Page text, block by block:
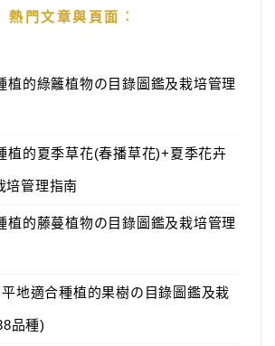
熱門文章與頁面︰
植的綠籬植物の目錄圖鑑及栽培管理
植的夏季草花(春播草花)+夏季花卉
培管理指南
植的藤蔓植物の目錄圖鑑及栽培管理
地適合種植的果樹の目錄圖鑑及栽
品種)